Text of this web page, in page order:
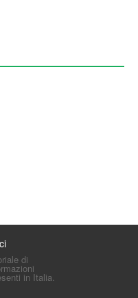
di
in Italia.